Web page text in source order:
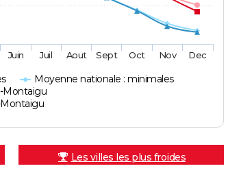
Moyenne nationale : minimales
Montaigu
Juin Juil Aout Sept Oct Nov Dec
Les villes les plus froides